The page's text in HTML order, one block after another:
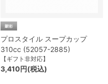
プロスタイル スープカップ
310cc (52057-2885)
【ギフト非対応】
3,410円(税込)